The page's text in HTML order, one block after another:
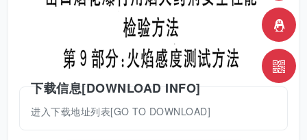
下载信息[DOWNLOAD INFO]
进入下载地址列表[GO TO DOWNLOAD]